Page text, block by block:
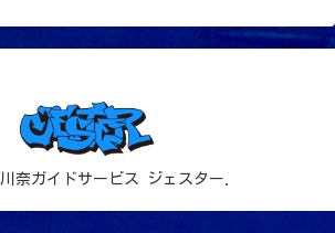
奈ガイドサービス ジェスター.